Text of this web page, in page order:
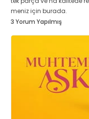
meniz için burada.
3 Yorum Yapılmış